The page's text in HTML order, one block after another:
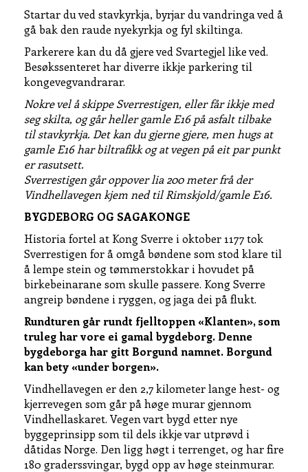
Startar du ved stavkyrkja, byrjar du vandringa ved å
gå bak den raude nyekyrkja og fyl skiltinga.
Parkerere kan du då gjere ved Svartegjel like ved.
Besøkssenteret har diverre ikkje parkering til
kongevegvandrarar.
Nokre vel å skippe Sverrestigen, eller får ikkje med
seg skilta, og går heller gamle E16 på asfalt tilbake
til stavkyrkja. Det kan du gjerne gjere, men hugs at
gamle E16 har biltrafikk og at vegen på eit par punkt
er rasutsett.
Sverrestigen går oppover lia 200 meter frå der
Vindhellavegen kjem ned til Rimskjold/gamle E16.
BYGDEBORG OG SAGAKONGE
Historia fortel at Kong Sverre i oktober 1177 tok
Sverrestigen for å omgå bøndene som stod klare til
å lempe stein og tømmerstokkar i hovudet på
birkebeinarane som skulle passere. Kong Sverre
angreip bøndene i ryggen, og jaga dei på flukt.
Rundturen går rundt fjelltoppen «Klanten», som
truleg har vore ei gamal bygdeborg. Denne
bygdeborga har gitt Borgund namnet. Borgund
kan bety «under borgen».
Vindhellavegen er den 2,7 kilometer lange hest- og
kjerrevegen som går på høge murar gjennom
Vindhellaskaret. Vegen vart bygd etter nye
byggeprinsipp som til dels ikkje var utprøvd i
dåtidas Norge. Den ligg høgt i terrenget, og har fire
180 graderssvingar, bygd opp av høge steinmurar.